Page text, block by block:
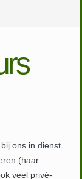
ons in dienst
(haar
veel privé-